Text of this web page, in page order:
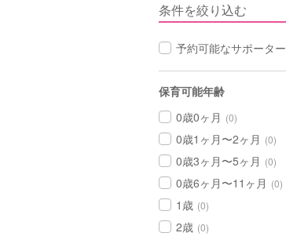
条件を絞り込む
予約可能なサポーター
保育可能年齢
0歳0ヶ月 (0)
0歳1ヶ月〜2ヶ月 (0)
0歳3ヶ月〜5ヶ月 (0)
0歳6ヶ月〜11ヶ月 (0)
1歳 (0)
2歳 (0)